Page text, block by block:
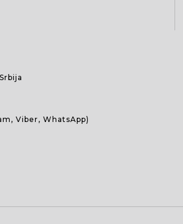
Viber, WhatsApp)